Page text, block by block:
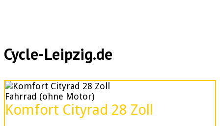
Cycle-Leipzig.de
Fahrrad (ohne Motor)
Komfort Cityrad 28 Zoll